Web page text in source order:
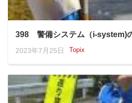
398 警備システム（i-system)
2023年7月25日 Topix